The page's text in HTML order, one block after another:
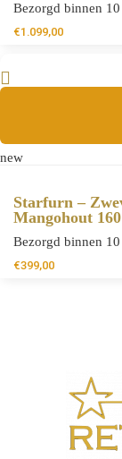
Bezorgd binnen
€1.099,00
new
Starfurn –
Mangohout
Bezorgd binnen
€399,00